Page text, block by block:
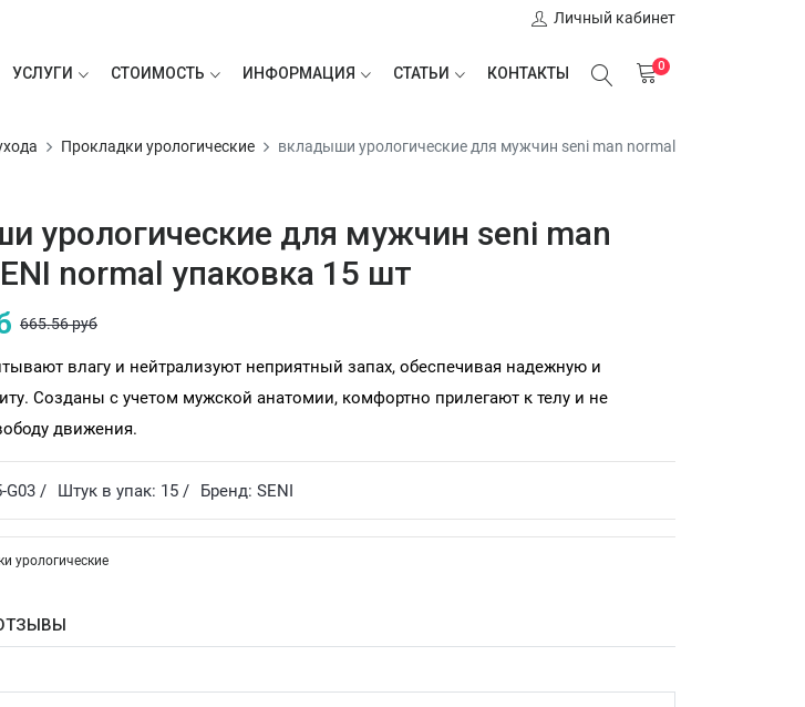
Личный кабинет
УСЛУГИ СТОИМОСТЬ ИНФОРМАЦИЯ СТАТЬИ КОНТАКТЫ 0
Прокладки урологические вкладыши урологические для мужчин seni man normal
урологические для мужчин seni man
normal упаковка 15 шт
665.56 руб
влагу и нейтрализуют неприятный запах, обеспечивая надежную и
Созданы с учетом мужской анатомии, комфортно прилегают к телу и не
движения.
G03 / Штук в упак: 15 / Бренд: SENI
урологические